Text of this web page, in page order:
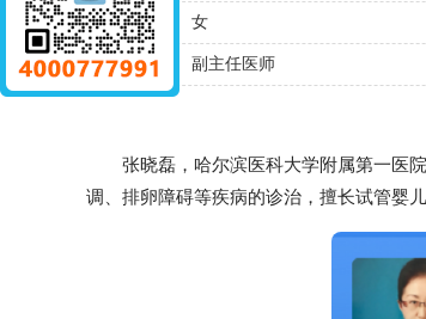
性别 女
职称 副主任医师
张晓磊，哈尔滨医科大学附属第一医院
调、排卵障碍等疾病的诊治，擅长试管婴